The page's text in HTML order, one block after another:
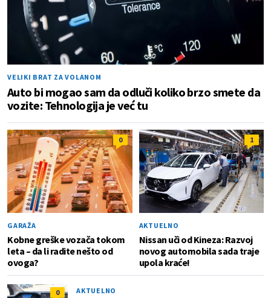
VELIKI BRAT ZA VOLANOM
Auto bi mogao sam da odluči koliko brzo smete da
vozite: Tehnologija je već tu
0
GARAŽA
Kobne greške vozača tokom
leta – da li radite nešto od
ovoga?
1
AKTUELNO
Nissan uči od Kineza: Razvoj
novog automobila sada traje
upola kraće!
0 AKTUELNO